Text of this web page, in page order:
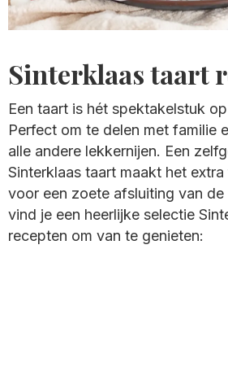
Sinterklaas taart
Een taart is hét spektakelstuk
Perfect om te delen met familie
alle andere lekkernijen. Een
Sinterklaas taart maakt het
voor een zoete afsluiting van
vind je een heerlijke selectie
recepten om van te genieten: